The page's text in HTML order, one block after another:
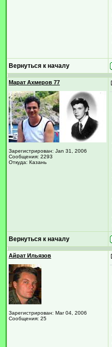
Вернуться к началу
Марат Ахмеров 77
Зарегистрирован: Jan 31, 2006
Сообщения: 2293
Откуда: Казань
Вернуться к началу
Айрат Ильязов
Зарегистрирован: Mar 04, 2006
Сообщения: 25